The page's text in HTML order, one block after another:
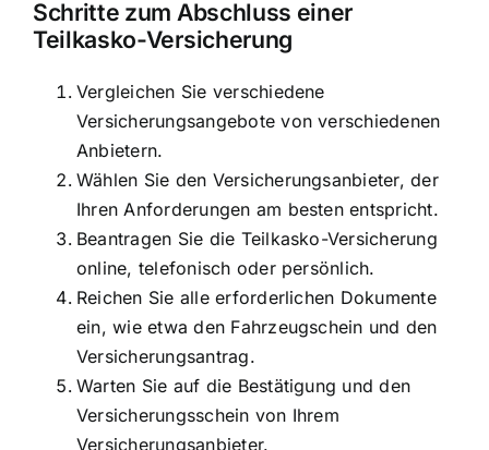
Schritte zum Abschluss einer
Teilkasko-Versicherung
Vergleichen Sie verschiedene
Versicherungsangebote von verschiedenen
Anbietern.
Wählen Sie den Versicherungsanbieter, der
Ihren Anforderungen am besten entspricht.
Beantragen Sie die Teilkasko-Versicherung
online, telefonisch oder persönlich.
Reichen Sie alle erforderlichen Dokumente
ein, wie etwa den Fahrzeugschein und den
Versicherungsantrag.
Warten Sie auf die Bestätigung und den
Versicherungsschein von Ihrem
Versicherungsanbieter.